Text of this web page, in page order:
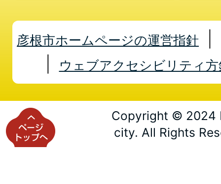
彦根市ホームページの運営指針
ウェブアクセシビリティ方
Copyright © 2024
city. All Rights